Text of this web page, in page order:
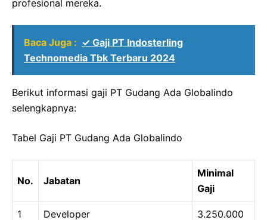
profesional mereka.
Baca Juga : ✓ Gaji PT Indosterling
Technomedia Tbk Terbaru 2024
Berikut informasi gaji PT Gudang Ada Globalindo
selengkapnya:
Tabel Gaji PT Gudang Ada Globalindo
No. Jabatan
Minimal
Gaji
1 Developer 3.250.000